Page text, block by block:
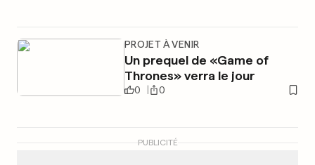
PROJET À VENIR
Un prequel de «Game of
Thrones» verra le jour
0 0
PUBLICITÉ